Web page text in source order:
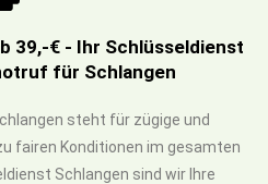
39,-€ - Ihr Schlüsseldienst
für Schlangen
steht für zügige und
fairen Konditionen im gesamten
Schlangen sind wir Ihre